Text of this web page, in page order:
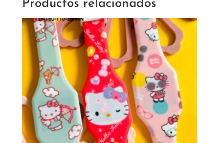
Productos relacionados